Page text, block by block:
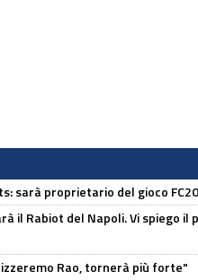
sarà proprietario del gioco
il Rabiot del Napoli. Vi spiego
Rao, tornerà più forte"